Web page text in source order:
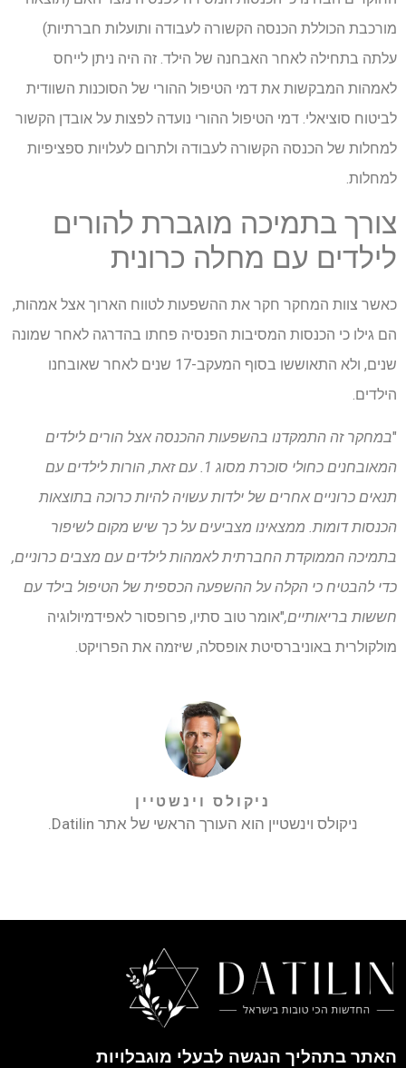
מורכבת הכוללת הכנסה הקשורה לעבודה ותועלות חברתיות)
עלתה בתחילה לאחר האבחנה של הילד. זה היה ניתן לייחס
לאמהות המבקשות את דמי הטיפול ההורי של הסוכנות השוודית
לביטוח סוציאלי. דמי הטיפול ההורי נועדה לפצות על אובדן הקשור
למחלות של הכנסה הקשורה לעבודה ולתרום לעלויות ספציפיות
למחלות.
צורך בתמיכה מוגברת להורים
לילדים עם מחלה כרונית
כאשר צוות המחקר חקר את ההשפעות לטווח הארוך אצל אמהות,
הם גילו כי הכנסות המסיבות הפנסיה פחתו בהדרגה לאחר שמונה
שנים, ולא התאוששו בסוף המעקב-17 שנים לאחר שאובחנו
הילדים.
"במחקר זה התמקדנו בהשפעות ההכנסה אצל הורים לילדים
המאובחנים כחולי סוכרת מסוג 1. עם זאת, הורות לילדים עם
תנאים כרוניים אחרים של ילדות עשויה להיות כרוכה בתוצאות
הכנסות דומות. ממצאינו מצביעים על כך שיש מקום לשיפור
בתמיכה הממוקדת החברתית לאמהות לילדים עם מצבים כרוניים,
כדי להבטיח כי הקלה על ההשפעה הכספית של הטיפול בילד עם
חששות בריאותיים,"אומר טוב סתיו, פרופסור לאפידמיולוגיה
מולקולרית באוניברסיטת אופסלה, שיזמה את הפרויקט.
ניקולס וינשטיין
ניקולס וינשטיין הוא העורך הראשי של אתר Datilin.
האתר בתהליך הנגשה לבעלי מוגבלויות